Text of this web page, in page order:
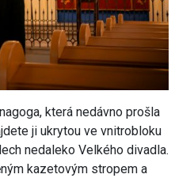
která nedávno prošla
ji ukrytou ve vnitrobloku
nedaleko Velkého divadla.
kazetovým stropem a